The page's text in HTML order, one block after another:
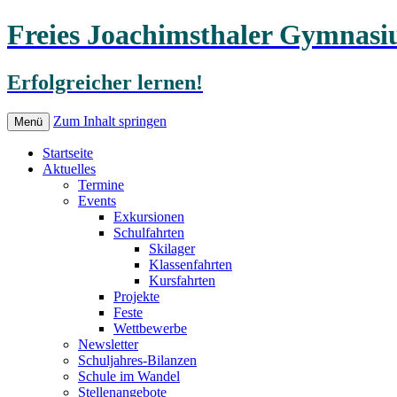
Freies Joachimsthaler
Erfolgreicher lernen!
Menü Zum Inhalt springen
Startseite
Aktuelles
Termine
Events
Exkursionen
Schulfahrten
Skilager
Klassenfahrten
Kursfahrten
Projekte
Feste
Wettbewerbe
Newsletter
Schuljahres-Bilanzen
Schule im Wandel
Stellenangebote